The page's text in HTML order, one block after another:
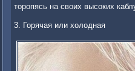
торопясь на своих высоких
3. Горячая или холодная